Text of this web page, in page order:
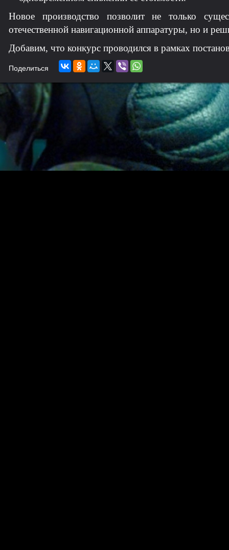
Новое производство позволит не только
отечественной навигационной аппаратуры, но и
Добавим, что конкурс проводился в рамках
Поделиться